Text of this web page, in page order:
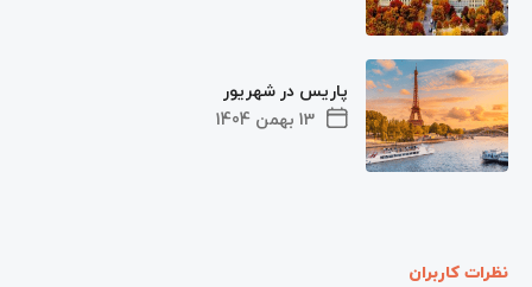
13 بهمن 1404
پاریس در شهریور
نظرات کاربران